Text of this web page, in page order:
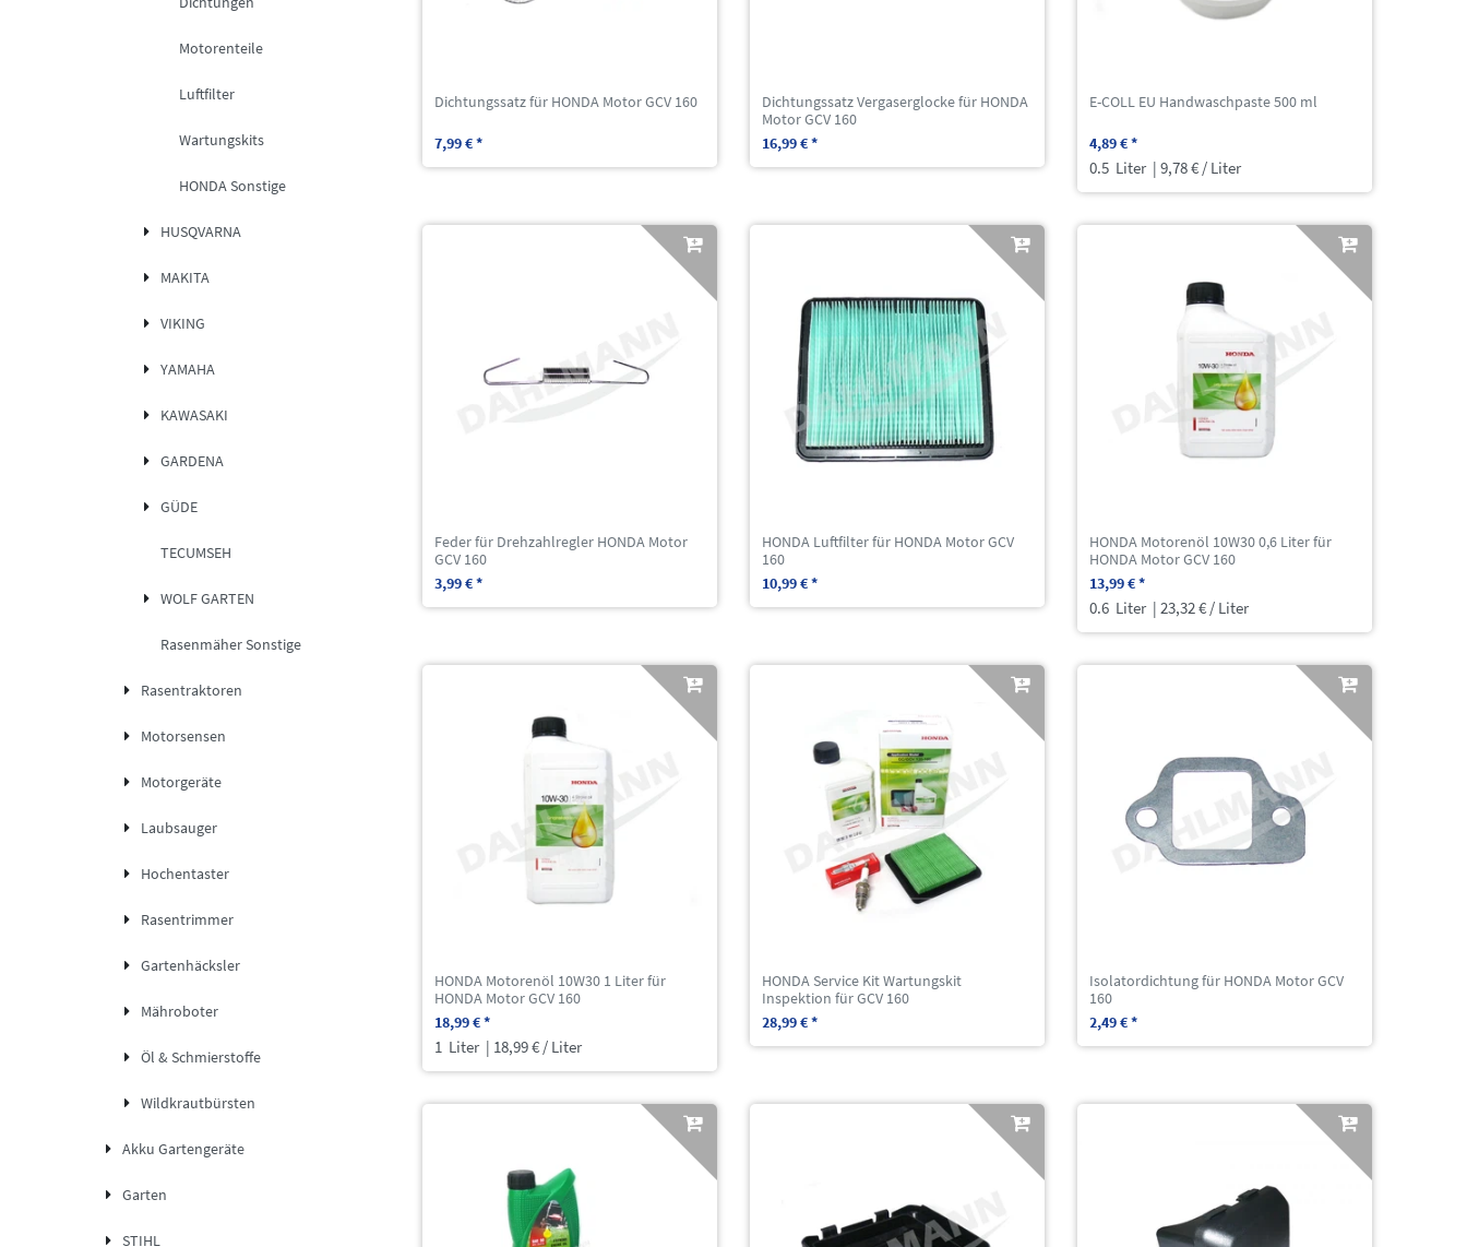
Motorenteile
Luftfilter
Wartungskits
HONDA Sonstige
HUSQVARNA
MAKITA
VIKING
YAMAHA
KAWASAKI
GARDENA
GÜDE
TECUMSEH
WOLF GARTEN
Rasenmäher Sonstige
Rasentraktoren
Motorsensen
Motorgeräte
Laubsauger
Hochentaster
Rasentrimmer
Gartenhäcksler
Mähroboter
Öl & Schmierstoffe
Wildkrautbürsten
Akku Gartengeräte
Garten
STIHL
Dichtungssatz für HONDA Motor GCV 160
7,99 € *
Dichtungssatz Vergaserglocke für HONDA
Motor GCV 160
16,99 € *
E-COLL EU Handwaschpaste 500 ml
4,89 € *
0.5 Liter | 9,78 € / Liter
Feder für Drehzahlregler HONDA Motor
GCV 160
3,99 € *
HONDA Luftfilter für HONDA Motor GCV
160
10,99 € *
HONDA Motorenöl 10W30 0,6 Liter für
HONDA Motor GCV 160
13,99 € *
0.6 Liter | 23,32 € / Liter
HONDA Motorenöl 10W30 1 Liter für
HONDA Motor GCV 160
18,99 € *
1 Liter | 18,99 € / Liter
HONDA Service Kit Wartungskit
Inspektion für GCV 160
28,99 € *
Isolatordichtung für HONDA Motor GCV
160
2,49 € *